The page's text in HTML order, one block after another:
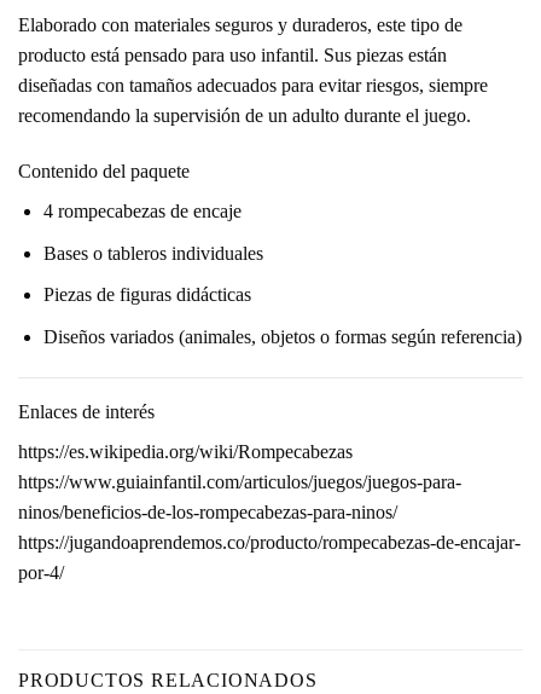
Elaborado con materiales seguros y duraderos, este tipo de
producto está pensado para uso infantil. Sus piezas están
diseñadas con tamaños adecuados para evitar riesgos, siempre
recomendando la supervisión de un adulto durante el juego.
Contenido del paquete
4 rompecabezas de encaje
Bases o tableros individuales
Piezas de figuras didácticas
Diseños variados (animales, objetos o formas según referencia)
Enlaces de interés
https://es.wikipedia.org/wiki/Rompecabezas
https://www.guiainfantil.com/articulos/juegos/juegos-para-
ninos/beneficios-de-los-rompecabezas-para-ninos/
https://jugandoaprendemos.co/producto/rompecabezas-de-encajar-
por-4/
PRODUCTOS RELACIONADOS